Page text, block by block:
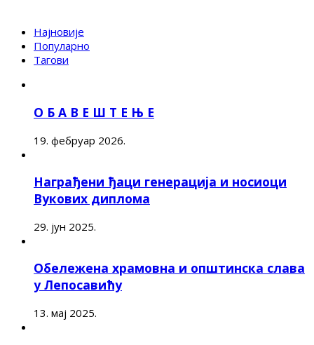
Најновије
Популарно
Тагови
О Б А В Е Ш Т Е Њ Е
19. фебруар 2026.
Награђени ђаци генерација и носиоци
Вукових диплома
29. јун 2025.
Обележена храмовна и општинска слава
у Лепосавићу
13. мај 2025.